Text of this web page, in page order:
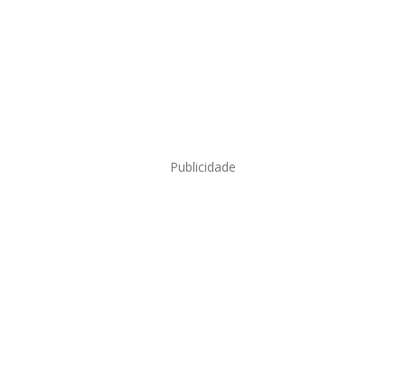
Publicidade